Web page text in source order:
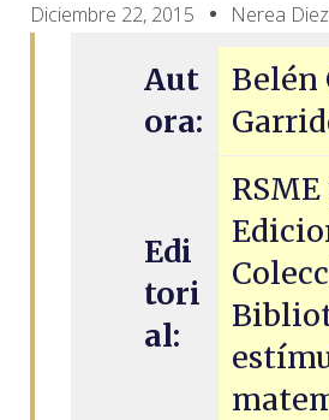
Diciembre 22, 2015 Nerea
Aut
ora:
Belén
Edi
tori
al:
RSME